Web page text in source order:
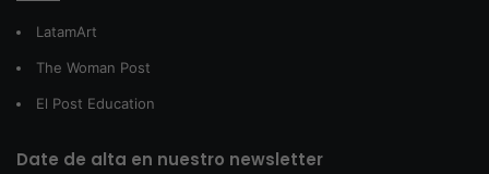
LatamArt
The Woman Post
El Post Education
Date de alta en nuestro newsletter